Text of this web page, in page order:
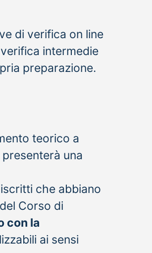
di verifica on line
intermedie
preparazione.
teorico a
una
che abbiano
Corso di
con la
ai sensi